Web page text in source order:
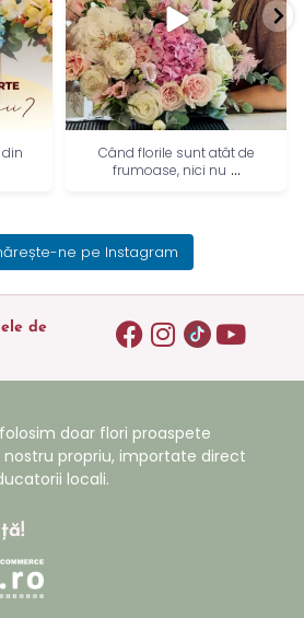
Când florile sunt atât de
frumoase, nici nu ...
ne pe Instagram
de
doar flori proaspete
propriu, importate direct
locali.